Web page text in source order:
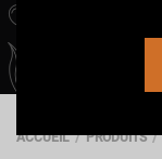
ACCUEIL PRODUITS